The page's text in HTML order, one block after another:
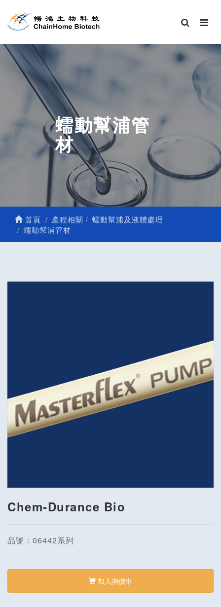
蠕動幫浦管
材
首頁 產程相關
蠕動幫浦及液體處理
蠕動幫浦管材
Chem-Durance Bio
品號：06442系列
加入詢價車